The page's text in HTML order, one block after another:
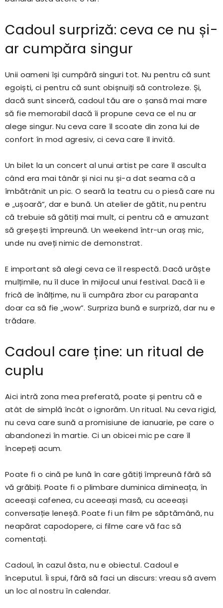
Cadoul surpriză: ceva ce nu și-
ar cumpăra singur
Unii oameni își cumpără singuri tot. Nu pentru că sunt
egoiști, ci pentru că sunt obișnuiți să controleze. Și,
dacă sunt sinceră, cadoul tău are o șansă mai mare
să fie memorabil dacă îi propune ceva ce el nu ar
alege singur. Nu ceva care îl scoate din zona lui de
confort în mod agresiv, ci ceva care îl invită.
Un bilet la un concert al unui artist pe care îl asculta
când era mai tânăr și nici nu și-a dat seama că a
îmbătrânit un pic. O seară la teatru cu o piesă care nu
e „ușoară”, dar e bună. Un atelier de gătit, nu pentru
că trebuie să gătiți mai mult, ci pentru că e amuzant
să greșești împreună. Un weekend într-un oraș mic,
unde nu aveți nimic de demonstrat.
E important să alegi ceva ce îl respectă. Dacă urăște
mulțimile, nu îl duce în mijlocul unui festival. Dacă îi e
frică de înălțime, nu îi cumpăra zbor cu parapanta
doar ca să fie „wow”. Surpriza bună e surpriză, dar nu e
trădare.
Cadoul care ține: un ritual de
cuplu
Aici intră zona mea preferată, poate și pentru că e
atât de simplă încât o ignorăm. Un ritual. Nu ceva rigid,
nu ceva care sună a promisiune de ianuarie, pe care o
abandonezi în martie. Ci un obicei mic pe care îl
începeți acum.
Poate fi o cină pe lună în care gătiți împreună fără să
vă grăbiți. Poate fi o plimbare duminica dimineața, în
aceeași cafenea, cu aceeași masă, cu aceeași
conversație leneșă. Poate fi un film pe săptămână, nu
neapărat capodopere, ci filme care vă fac să
comentați.
Cadoul, în cazul ăsta, nu e obiectul. Cadoul e
începutul. Îi spui, fără să faci un discurs: vreau să avem
un loc al nostru în calendar.